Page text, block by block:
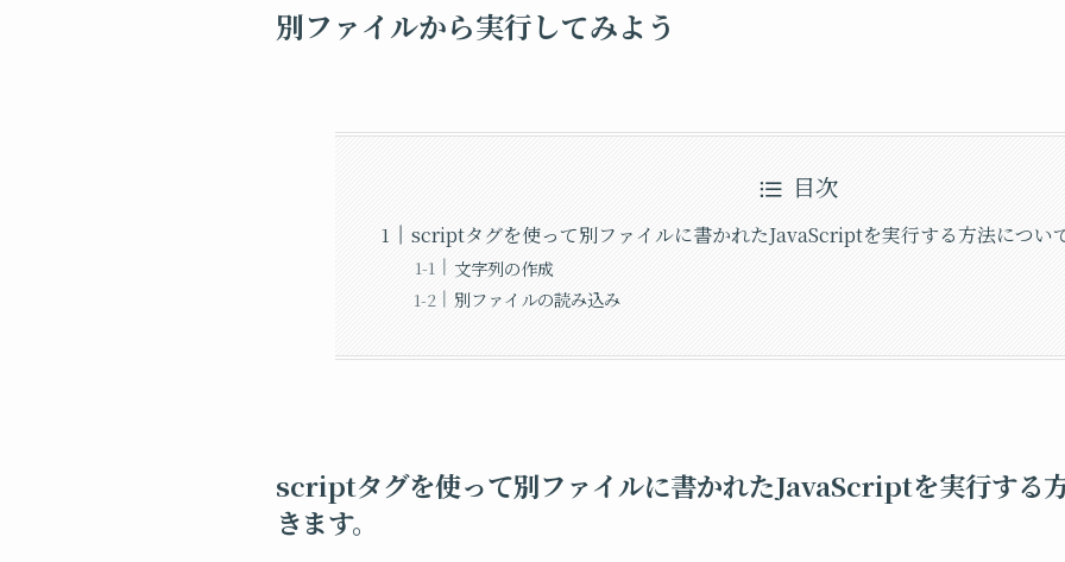
別ファイルから実行してみよう
目次
scriptタグを使って別ファイルに書かれたJavaScriptを実行する方法につい
文字列の作成
別ファイルの読み込み
scriptタグを使って別ファイルに書かれたJavaScriptを実行する
きます。